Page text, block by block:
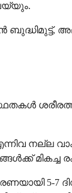
നല്ല
5-7